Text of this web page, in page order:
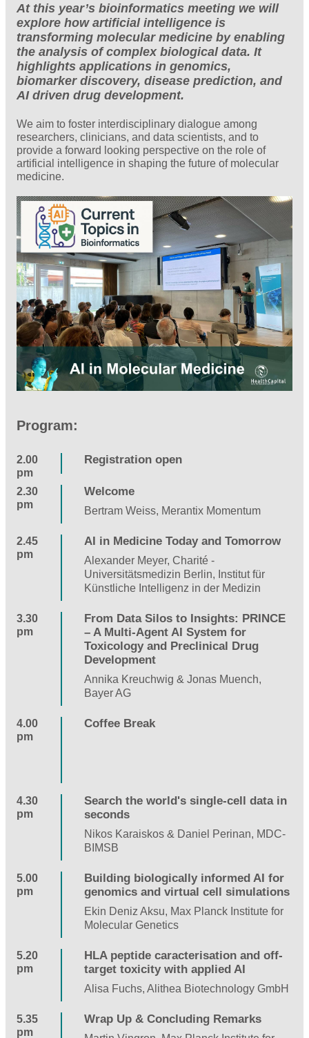
At this year’s bioinformatics meeting we will
explore how artificial intelligence is
transforming molecular medicine by enabling
the analysis of complex biological data. It
highlights applications in genomics,
biomarker discovery, disease prediction, and
AI driven drug development.
We aim to foster interdisciplinary dialogue among
researchers, clinicians, and data scientists, and to
provide a forward looking perspective on the role of
artificial intelligence in shaping the future of molecular
medicine.
Program:
2.00
pm
Registration open
2.30
pm
Welcome
Bertram Weiss, Merantix Momentum
2.45
pm
AI in Medicine Today and Tomorrow
Alexander Meyer, Charité -
Universitätsmedizin Berlin, Institut für
Künstliche Intelligenz in der Medizin
3.30
pm
From Data Silos to Insights: PRINCE
– A Multi-Agent AI System for
Toxicology and Preclinical Drug
Development
Annika Kreuchwig & Jonas Muench,
Bayer AG
4.00
pm
Coffee Break
4.30
pm
Search the world's single-cell data in
seconds
Nikos Karaiskos & Daniel Perinan, MDC-
BIMSB
5.00
pm
Building biologically informed AI for
genomics and virtual cell simulations
Ekin Deniz Aksu, Max Planck Institute for
Molecular Genetics
5.20
pm
HLA peptide caracterisation and off-
target toxicity with applied AI
Alisa Fuchs, Alithea Biotechnology GmbH
5.35
pm
Wrap Up & Concluding Remarks